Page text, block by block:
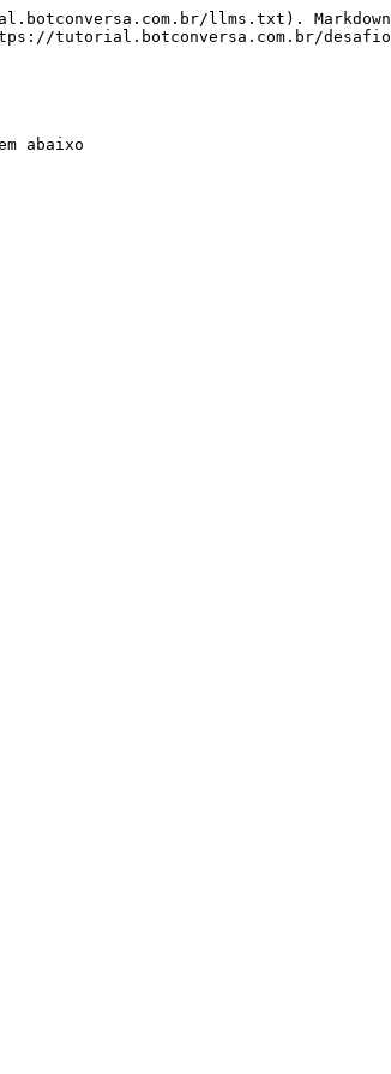
llms.txt).
tutorial.botconversa.com.br/desafio-
abaixo